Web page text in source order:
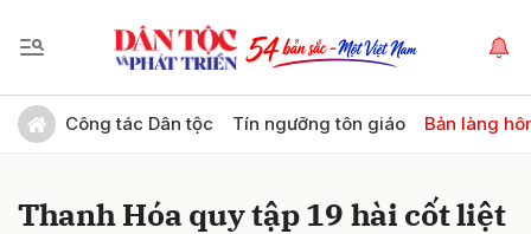
Công tác Dân tộc Tín ngưỡng tôn giáo Bản làng
Thanh Hóa quy tập 19 hài cốt liệt
Gửi bình luận